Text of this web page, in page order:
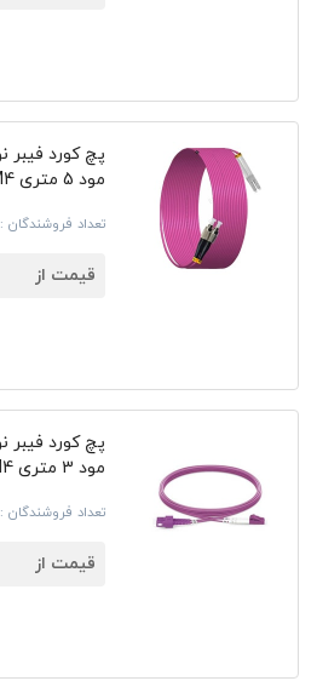
مود 5 متری OM4
تعداد فروشندگان :1
قیمت از
مود 3 متری OM4
تعداد فروشندگان :1
قیمت از